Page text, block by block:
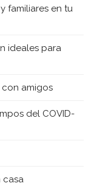
familiares en tu
ideales para
amigos
del COVID-
casa